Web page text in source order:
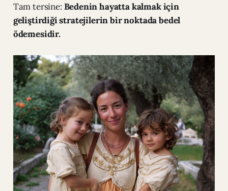
Tam tersine: Bedenin hayatta kalmak için
geliştirdiği stratejilerin bir noktada bedel
ödemesidir.